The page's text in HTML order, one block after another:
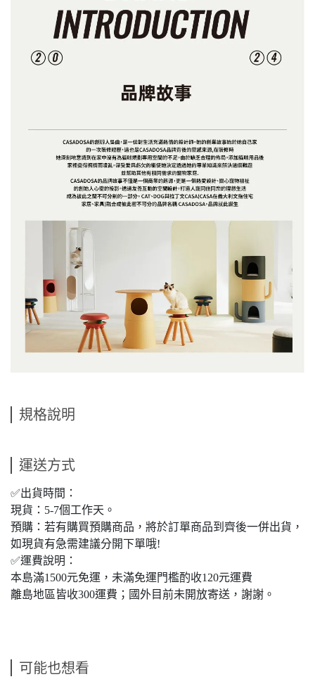
規格說明
運送方式
✅出貨時間：
現貨：5-7個工作天。
預購：若有購買預購商品，將於訂單商品到齊後一併出貨，
如現貨有急需建議分開下單哦!
✅運費說明：
本島滿1500元免運，未滿免運門檻酌收120元運費
離島地區皆收300運費；國外目前未開放寄送，謝謝。
可能也想看